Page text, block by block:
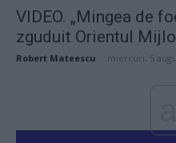
VIDEO. „Mingea de
zguduit Orientul
Robert Mateescu miercuri, 5